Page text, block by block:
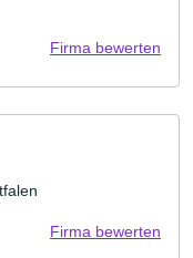
Firma bewerten
Firma bewerten